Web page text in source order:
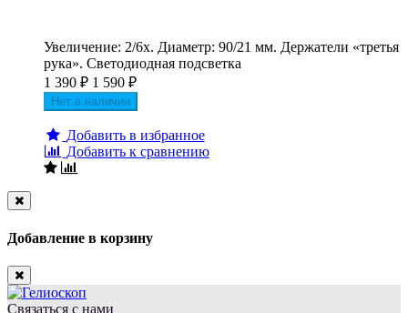
Увеличение: 2/6х. Диаметр: 90/21 мм. Держатели «третья
рука». Светодиодная подсветка
1 390 ₽ 1 590 ₽
Нет в наличии
Добавить в избранное
Добавить к сравнению
Close
Добавление в корзину
Close
Связаться с нами